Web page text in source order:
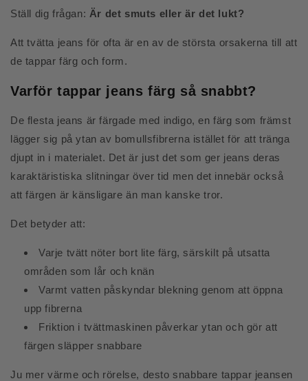
Ställ dig frågan: Är det smuts eller är det lukt?
Att tvätta jeans för ofta är en av de största orsakerna till att
de tappar färg och form.
Varför tappar jeans färg så snabbt?
De flesta jeans är färgade med indigo, en färg som främst
lägger sig på ytan av bomullsfibrerna istället för att tränga
djupt in i materialet. Det är just det som ger jeans deras
karaktäristiska slitningar över tid men det innebär också
att färgen är känsligare än man kanske tror.
Det betyder att:
Varje tvätt nöter bort lite färg, särskilt på utsatta
områden som lår och knän
Varmt vatten påskyndar blekning genom att öppna
upp fibrerna
Friktion i tvättmaskinen påverkar ytan och gör att
färgen släpper snabbare
Ju mer värme och rörelse, desto snabbare tappar jeansen